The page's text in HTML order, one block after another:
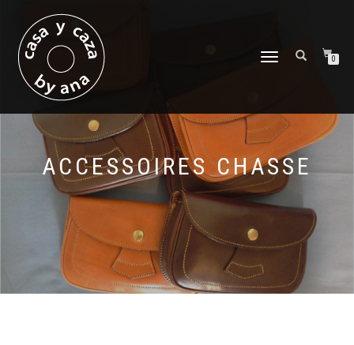
DÉPLIER
0
ACCESSOIRES CHASSE